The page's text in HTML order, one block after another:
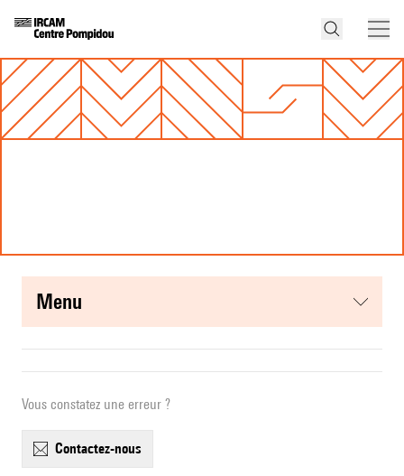
menu
Vous constatez une erreur ?
contactez-nous